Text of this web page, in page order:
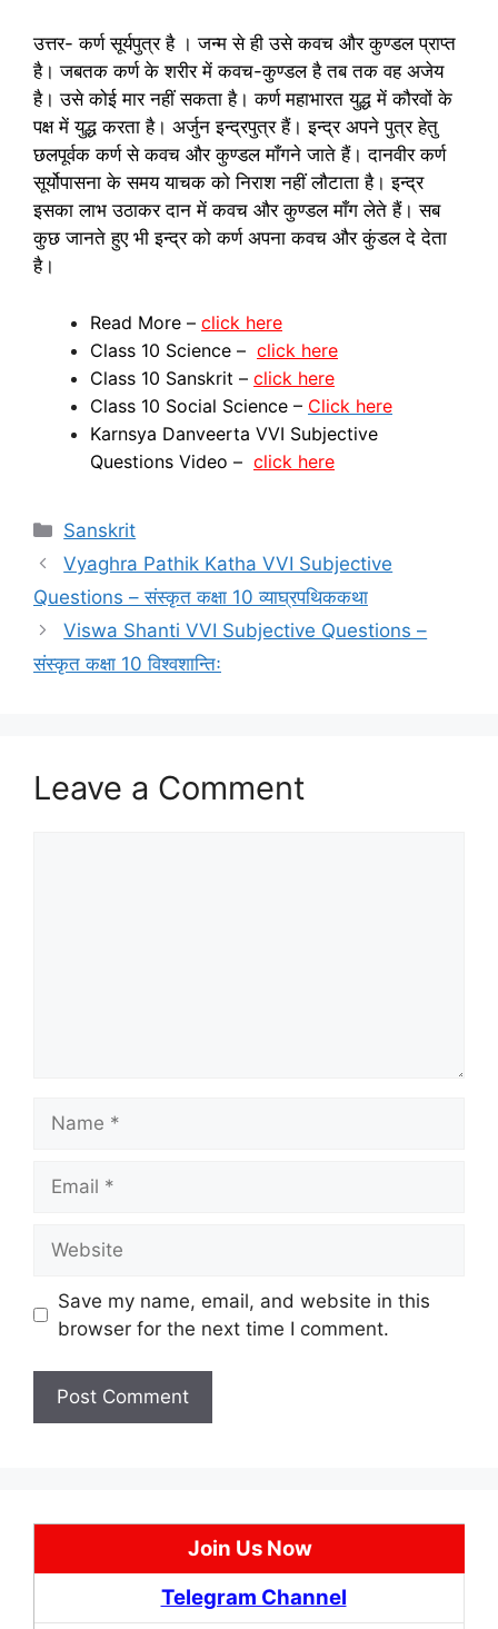
उत्तर- कर्ण सूर्यपुत्र है । जन्म से ही उसे कवच और कुण्डल प्राप्त
है। जबतक कर्ण के शरीर में कवच-कुण्डल है तब तक वह अजेय
है। उसे कोई मार नहीं सकता है। कर्ण महाभारत युद्ध में कौरवों के
पक्ष में युद्ध करता है। अर्जुन इन्द्रपुत्र हैं। इन्द्र अपने पुत्र हेतु
छलपूर्वक कर्ण से कवच और कुण्डल माँगने जाते हैं। दानवीर कर्ण
सूर्योपासना के समय याचक को निराश नहीं लौटाता है। इन्द्र
इसका लाभ उठाकर दान में कवच और कुण्डल माँग लेते हैं। सब
कुछ जानते हुए भी इन्द्र को कर्ण अपना कवच और कुंडल दे देता
है।
Read More – click here
Class 10 Science – click here
Class 10 Sanskrit – click here
Class 10 Social Science – Click here
Karnsya Danveerta VVI Subjective
Questions Video – click here
Categories
Sanskrit
Vyaghra Pathik Katha VVI Subjective
Questions – संस्‍कृत कक्षा 10 व्‍याघ्रपथिककथा
Viswa Shanti VVI Subjective Questions –
संस्‍कृत कक्षा 10 विश्वशान्तिः
Leave a Comment
Save my name, email, and website in this
browser for the next time I comment.
Join Us Now
Telegram Channel